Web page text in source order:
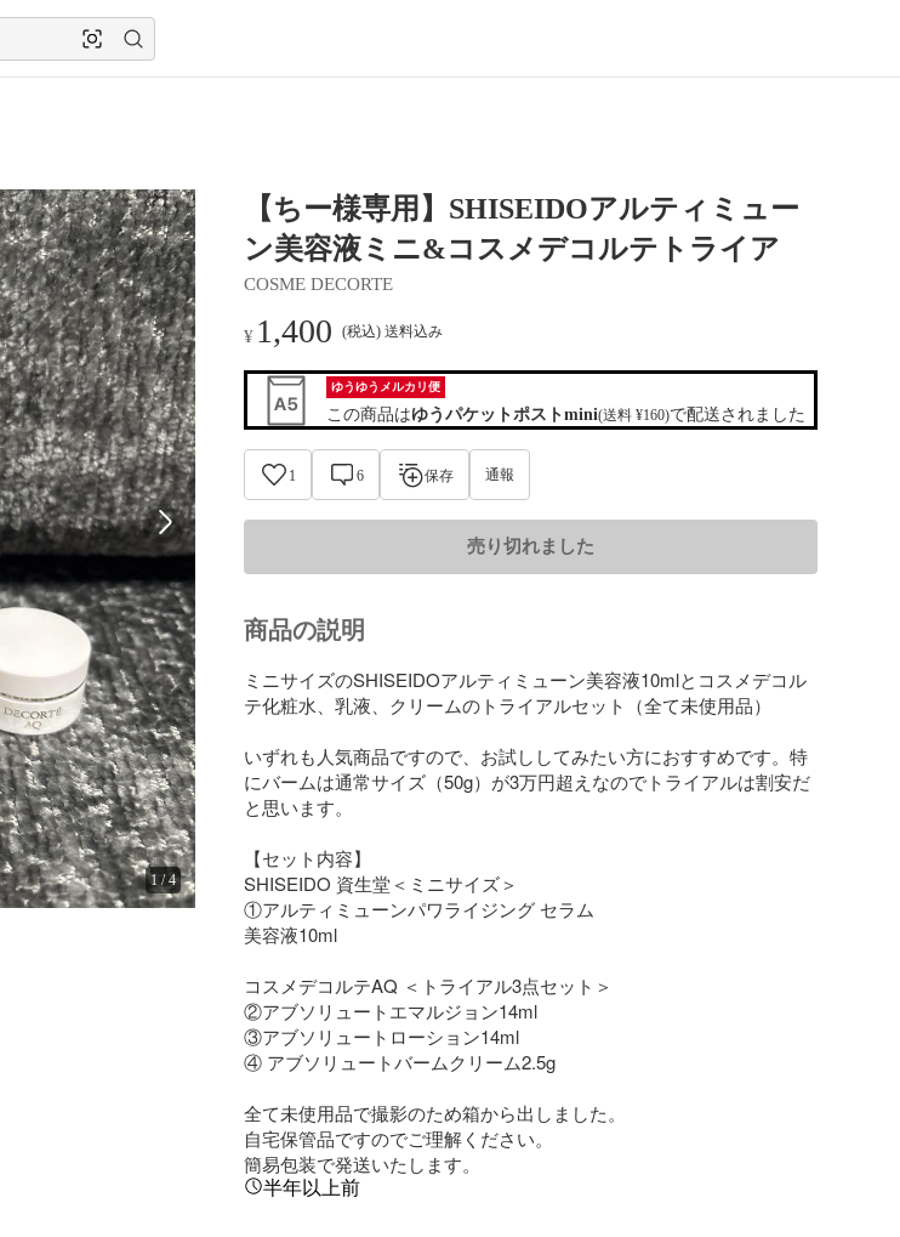
1/4
【ちー様専用】SHISEIDOアルティミュー
ン美容液ミニ&コスメデコルテトライア
COSME DECORTE
¥ 1,400 (税込) 送料込み
ゆうゆうメルカリ便
この商品はゆうパケットポストmini(送料 ¥160)で配送されました
1 6 保存 通報
売り切れました
商品の説明
ミニサイズのSHISEIDOアルティミューン美容液10mlとコスメデコル
テ化粧水、乳液、クリームのトライアルセット（全て未使用品）
いずれも人気商品ですので、お試ししてみたい方におすすめです。特
にバームは通常サイズ（50g）が3万円超えなのでトライアルは割安だ
と思います。
【セット内容】
SHISEIDO 資生堂＜ミニサイズ＞
①アルティミューンパワライジング セラム
美容液10ml
コスメデコルテAQ ＜トライアル3点セット＞
②アブソリュートエマルジョン14ml
③アブソリュートローション14ml
④ アブソリュートバームクリーム2.5g
全て未使用品で撮影のため箱から出しました。
自宅保管品ですのでご理解ください。
簡易包装で発送いたします。
半年以上前